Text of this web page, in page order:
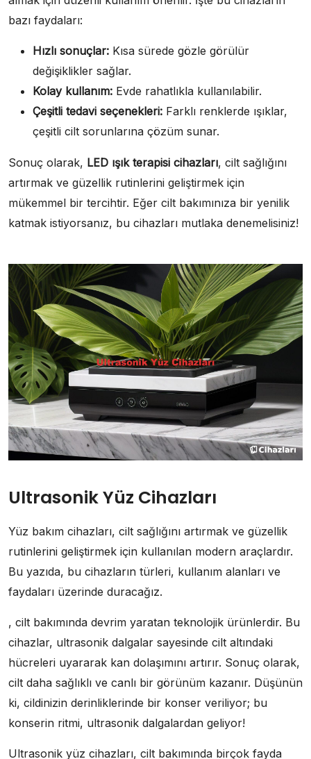
bazı faydaları:
Hızlı sonuçlar: Kısa sürede gözle görülür
değişiklikler sağlar.
Kolay kullanım: Evde rahatlıkla kullanılabilir.
Çeşitli tedavi seçenekleri: Farklı renklerde ışıklar,
çeşitli cilt sorunlarına çözüm sunar.
Sonuç olarak, LED ışık terapisi cihazları, cilt sağlığını
artırmak ve güzellik rutinlerini geliştirmek için
mükemmel bir tercihtir. Eğer cilt bakımınıza bir yenilik
katmak istiyorsanız, bu cihazları mutlaka denemelisiniz!
Ultrasonik Yüz Cihazları
Yüz bakım cihazları, cilt sağlığını artırmak ve güzellik
rutinlerini geliştirmek için kullanılan modern araçlardır.
Bu yazıda, bu cihazların türleri, kullanım alanları ve
faydaları üzerinde duracağız.
, cilt bakımında devrim yaratan teknolojik ürünlerdir. Bu
cihazlar, ultrasonik dalgalar sayesinde cilt altındaki
hücreleri uyararak kan dolaşımını artırır. Sonuç olarak,
cilt daha sağlıklı ve canlı bir görünüm kazanır. Düşünün
ki, cildinizin derinliklerinde bir konser veriliyor; bu
konserin ritmi, ultrasonik dalgalardan geliyor!
Ultrasonik yüz cihazları, cilt bakımında birçok fayda